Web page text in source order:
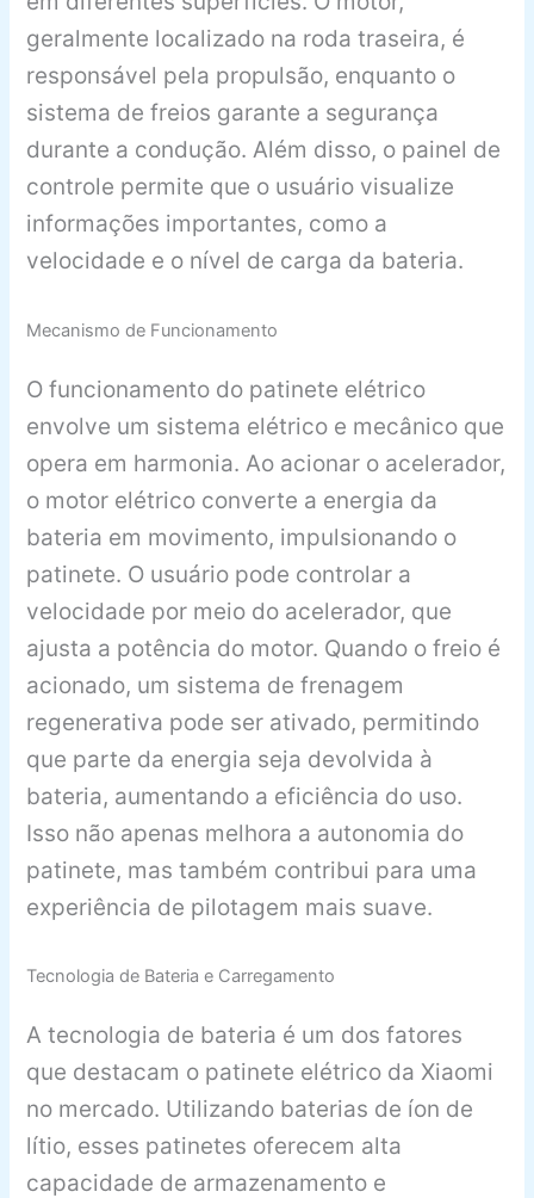
geralmente localizado na roda traseira, é
responsável pela propulsão, enquanto o
sistema de freios garante a segurança
durante a condução. Além disso, o painel de
controle permite que o usuário visualize
informações importantes, como a
velocidade e o nível de carga da bateria.
Mecanismo de Funcionamento
O funcionamento do patinete elétrico
envolve um sistema elétrico e mecânico que
opera em harmonia. Ao acionar o acelerador,
o motor elétrico converte a energia da
bateria em movimento, impulsionando o
patinete. O usuário pode controlar a
velocidade por meio do acelerador, que
ajusta a potência do motor. Quando o freio é
acionado, um sistema de frenagem
regenerativa pode ser ativado, permitindo
que parte da energia seja devolvida à
bateria, aumentando a eficiência do uso.
Isso não apenas melhora a autonomia do
patinete, mas também contribui para uma
experiência de pilotagem mais suave.
Tecnologia de Bateria e Carregamento
A tecnologia de bateria é um dos fatores
que destacam o patinete elétrico da Xiaomi
no mercado. Utilizando baterias de íon de
lítio, esses patinetes oferecem alta
capacidade de armazenamento e